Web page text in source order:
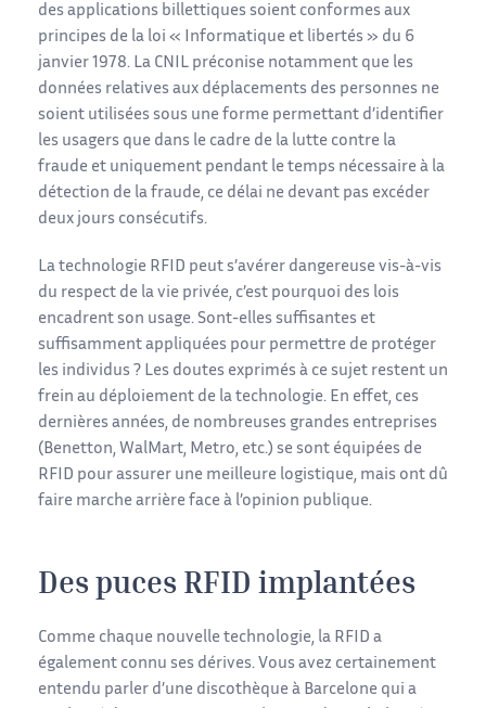
des applications billettiques soient conformes aux
principes de la loi « Informatique et libertés » du 6
janvier 1978. La CNIL préconise notamment que les
données relatives aux déplacements des personnes ne
soient utilisées sous une forme permettant d’identifier
les usagers que dans le cadre de la lutte contre la
fraude et uniquement pendant le temps nécessaire à la
détection de la fraude, ce délai ne devant pas excéder
deux jours consécutifs.
La technologie RFID peut s’avérer dangereuse vis-à-vis
du respect de la vie privée, c’est pourquoi des lois
encadrent son usage. Sont-elles suffisantes et
suffisamment appliquées pour permettre de protéger
les individus ? Les doutes exprimés à ce sujet restent un
frein au déploiement de la technologie. En effet, ces
dernières années, de nombreuses grandes entreprises
(Benetton, WalMart, Metro, etc.) se sont équipées de
RFID pour assurer une meilleure logistique, mais ont dû
faire marche arrière face à l’opinion publique.
Des puces RFID implantées
Comme chaque nouvelle technologie, la RFID a
également connu ses dérives. Vous avez certainement
entendu parler d’une discothèque à Barcelone qui a